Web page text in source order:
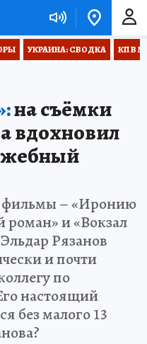
УКРАИНА: СВОДКА КП В
на съёмки
вдохновил
– «Иронию
и «Вокзал
Рязанов
и почти
по
настоящий
без малого 13